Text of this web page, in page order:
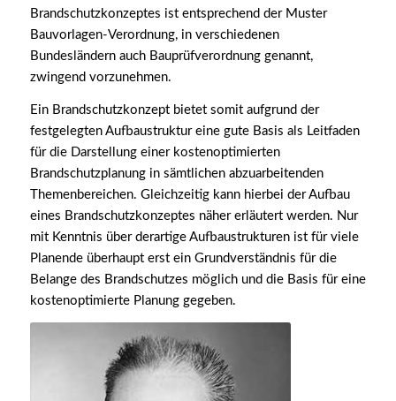
Brandschutzkonzeptes ist entsprechend der Muster
Bauvorlagen-Verordnung, in verschiedenen
Bundesländern auch Bauprüfverordnung genannt,
zwingend vorzunehmen.
Ein Brandschutzkonzept bietet somit aufgrund der
festgelegten Aufbaustruktur eine gute Basis als Leitfaden
für die Darstellung einer kostenoptimierten
Brandschutzplanung in sämtlichen abzuarbeitenden
Themenbereichen. Gleichzeitig kann hierbei der Aufbau
eines Brandschutzkonzeptes näher erläutert werden. Nur
mit Kenntnis über derartige Aufbaustrukturen ist für viele
Planende überhaupt erst ein Grundverständnis für die
Belange des Brandschutzes möglich und die Basis für eine
kostenoptimierte Planung gegeben.